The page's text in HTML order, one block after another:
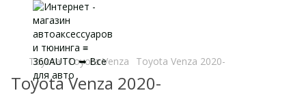
Toyota Toyota Venza Toyota Venza 2020-
Toyota Venza 2020-